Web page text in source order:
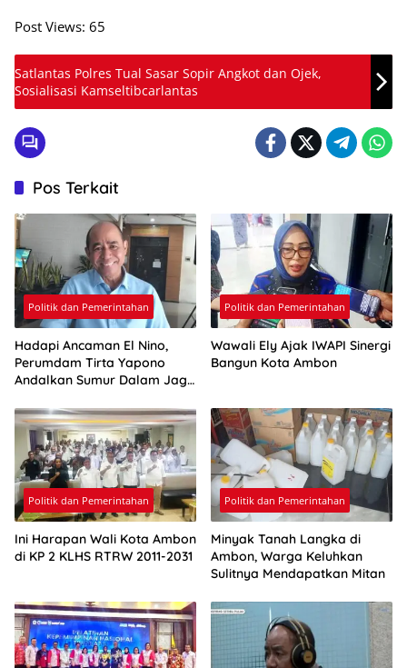
Post Views: 65
Satlantas Polres Tual Sasar Sopir Angkot dan Ojek,
Sosialisasi Kamseltibcarlantas
Pos Terkait
Politik dan Pemerintahan
Hadapi Ancaman El Nino,
Perumdam Tirta Yapono
Andalkan Sumur Dalam Jaga
Politik dan Pemerintahan
Wawali Ely Ajak IWAPI Sinergi
Bangun Kota Ambon
Politik dan Pemerintahan
Ini Harapan Wali Kota Ambon
di KP 2 KLHS RTRW 2011-2031
Politik dan Pemerintahan
Minyak Tanah Langka di
Ambon, Warga Keluhkan
Sulitnya Mendapatkan Mitan